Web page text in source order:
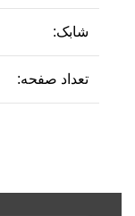
شابک:
تعداد صفحه: